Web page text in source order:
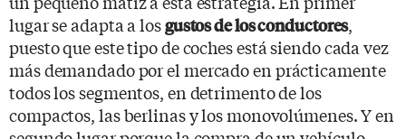
lugar se adapta a losgustos de los conductores,
puesto que este tipo de coches está siendo cada vez
más demandado por el mercado en prácticamente
todos los segmentos, en detrimento de los
compactos, las berlinas y los monovolúmenes. Y en